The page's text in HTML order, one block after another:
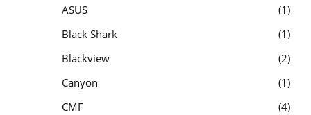
ASUS
1
Black Shark
1
Blackview
2
Canyon
1
CMF
4